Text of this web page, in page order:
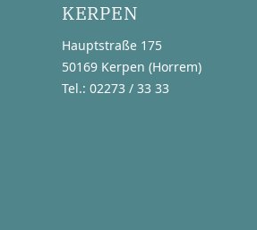
KERPEN
Hauptstraße 175
50169 Kerpen (Horrem)
Tel.: 02273 / 33 33